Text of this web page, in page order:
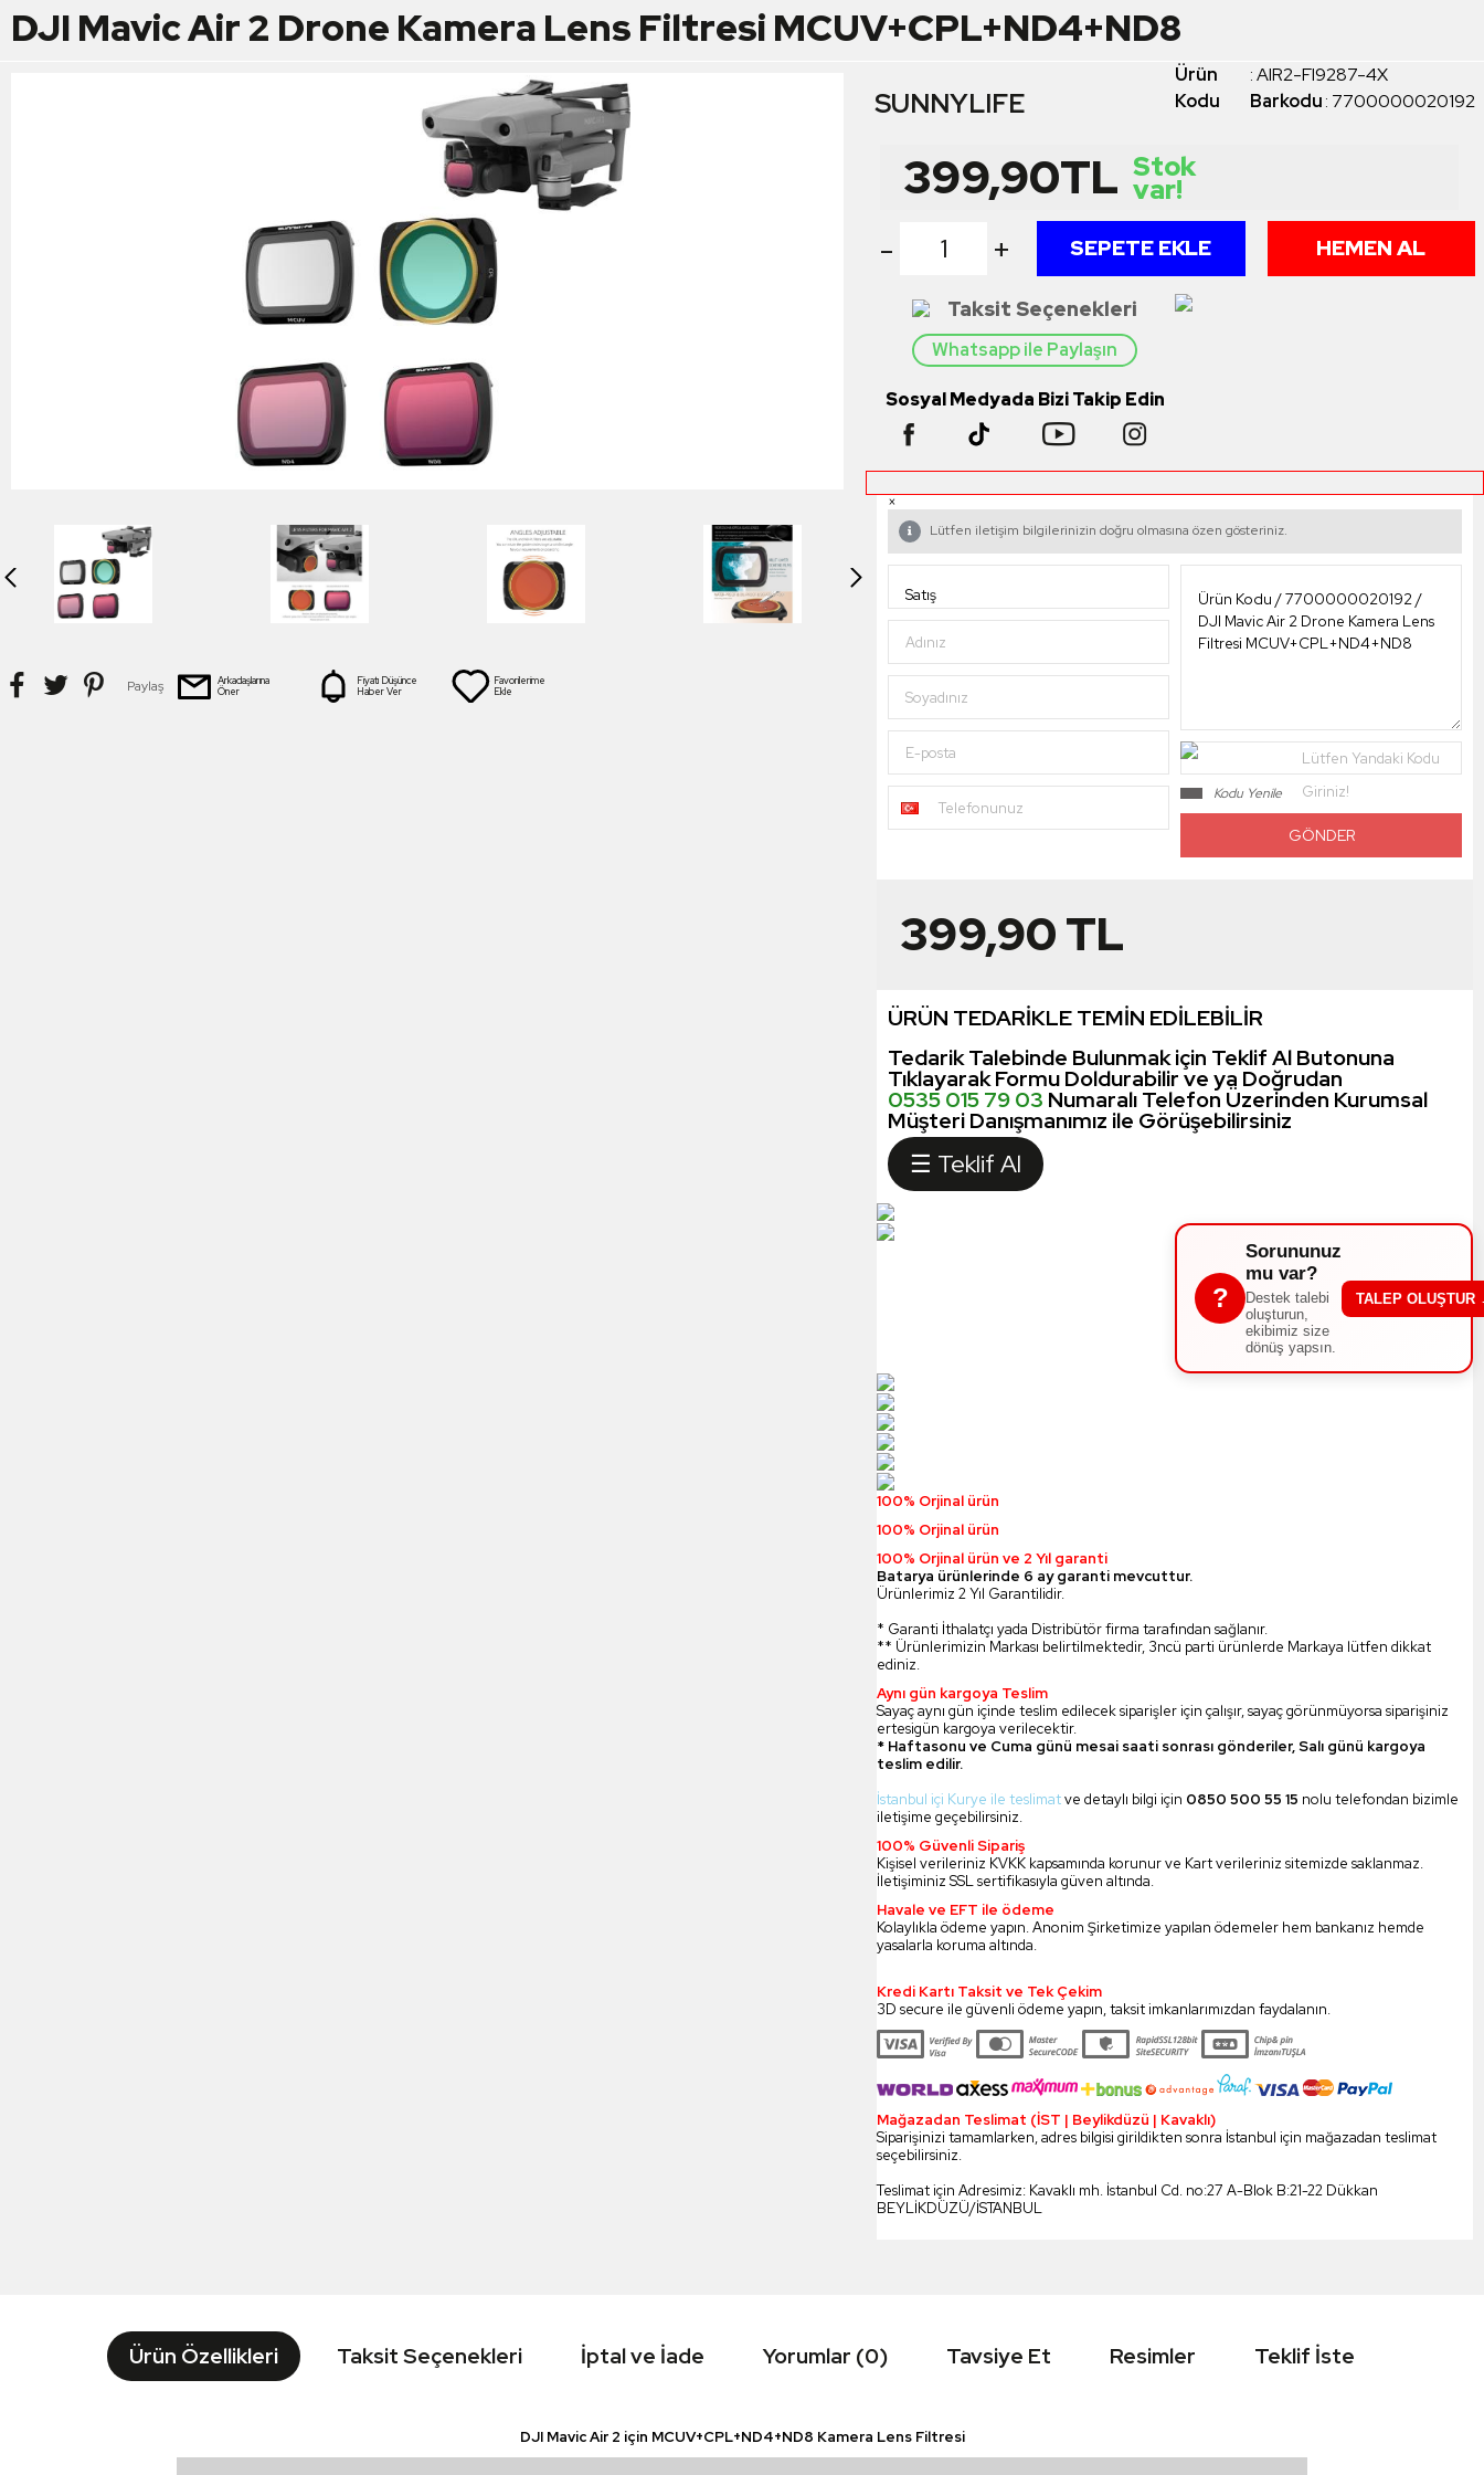
DJI Mavic Air 2 Drone Kamera Lens Filtresi MCUV+CPL+ND4+ND8
Paylaş
Arkadaşlarına
Öner
Fiyatı Düşünce
Haber Ver
Favorilerime
Ekle
SUNNYLIFE
Ürün
Kodu
:AIR2-FI9287-4X
Barkodu: 7700000020192
399,90TL Stok
var!
- + SEPETE EKLE HEMEN AL
Taksit Seçenekleri
Whatsapp ile Paylaşın
Sosyal Medyada Bizi Takip Edin
×
Lütfen iletişim bilgilerinizin doğru olmasına özen gösteriniz.
Adınız
Soyadınız
E-posta
Telefonunuz
Lütfen Yandaki Kodu
Giriniz!
Kodu Yenile
399,90TL
ÜRÜN TEDARİKLE TEMİN EDİLEBİLİR
Tedarik Talebinde Bulunmak için Teklif Al Butonuna
Tıklayarak Formu Doldurabilir ve ya Doğrudan
0535 015 79 03 Numaralı Telefon Üzerinden Kurumsal
Müşteri Danışmanımız ile Görüşebilirsiniz
☰ Teklif Al
?
Sorununuz
mu var?
Destek talebi
oluşturun,
ekibimiz size
dönüş yapsın.
TALEP OLUŞTUR
100% Orjinal ürün
100% Orjinal ürün
100% Orjinal ürün ve 2 Yıl garanti
Batarya ürünlerinde 6 ay garanti mevcuttur.
Ürünlerimiz 2 Yıl Garantilidir.
* Garanti İthalatçı yada Distribütör firma tarafından sağlanır.
** Ürünlerimizin Markası belirtilmektedir, 3ncü parti ürünlerde Markaya lütfen dikkat
ediniz.
Aynı gün kargoya Teslim
Sayaç aynı gün içinde teslim edilecek siparişler için çalışır, sayaç görünmüyorsa siparişiniz
ertesigün kargoya verilecektir.
* Haftasonu ve Cuma günü mesai saati sonrası gönderiler, Salı günü kargoya
teslim edilir.
İstanbul içi Kurye ile teslimatve detaylı bilgi için 0850 500 55 15 nolu telefondan bizimle
iletişime geçebilirsiniz.
100% Güvenli Sipariş
Kişisel verileriniz KVKK kapsamında korunur ve Kart verileriniz sitemizde saklanmaz.
İletişiminiz SSL sertifikasıyla güven altında.
Havale ve EFT ile ödeme
Kolaylıkla ödeme yapın. Anonim Şirketimize yapılan ödemeler hem bankanız hemde
yasalarla koruma altında.
Kredi Kartı Taksit ve Tek Çekim
3D secure ile güvenli ödeme yapın, taksit imkanlarımızdan faydalanın.
Mağazadan Teslimat (İST | Beylikdüzü | Kavaklı)
Siparişinizi tamamlarken, adres bilgisi girildikten sonra İstanbul için mağazadan teslimat
seçebilirsiniz.
Teslimat için Adresimiz: Kavaklı mh. İstanbul Cd. no:27 A-Blok B:21-22 Dükkan
BEYLİKDÜZÜ/İSTANBUL
Ürün Özellikleri Taksit Seçenekleri İptal ve İade Yorumlar (0) Tavsiye Et Resimler Teklif İste
DJI Mavic Air 2 için MCUV+CPL+ND4+ND8 Kamera Lens Filtresi